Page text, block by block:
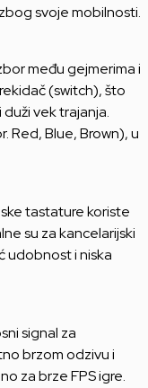
svoje mobilnosti.
među gejmerima i
(switch), što
vek trajanja.
Red, Blue, Brown), u
tastature koriste
su za kancelarijski
udobnost i niska
signal za
brzom odzivu i
za brze FPS igre.